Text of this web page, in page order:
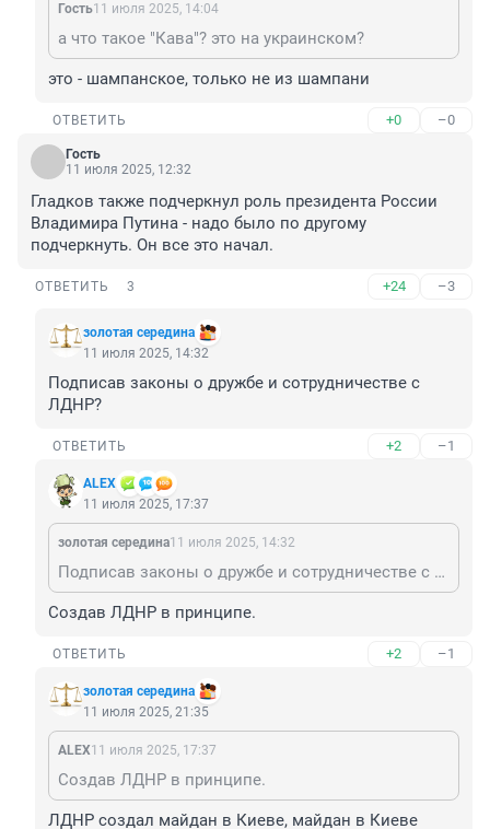
Гость11 июля 2025, 14:04
а что такое "Кава"? это на украинском?
это - шампанское, только не из шампани
ОТВЕТИТЬ +0 –0
Гость
11 июля 2025, 12:32
Гладков также подчеркнул роль президента России
Владимира Путина - надо было по другому
подчеркнуть. Он все это начал.
ОТВЕТИТЬ 3 +24 –3
золотая середина
11 июля 2025, 14:32
Подписав законы о дружбе и сотрудничестве с
ЛДНР?
ОТВЕТИТЬ +2 –1
ALЕX
11 июля 2025, 17:37
золотая середина11 июля 2025, 14:32
Подписав законы о дружбе и сотрудничестве с ЛДНР?
Создав ЛДНР в принципе.
ОТВЕТИТЬ +2 –1
золотая середина
11 июля 2025, 21:35
ALЕX11 июля 2025, 17:37
Создав ЛДНР в принципе.
ЛДНР создал майдан в Киеве, майдан в Киеве